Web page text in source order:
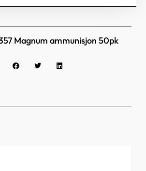
Magnum ammunisjon 50pk